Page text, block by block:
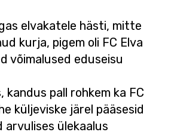
elvakatele hästi, mitte
kurja, pigem oli FC Elva
võimalused eduseisu
kandus pall rohkem ka FC
küljeviske järel pääsesid
arvulises ülekaalus